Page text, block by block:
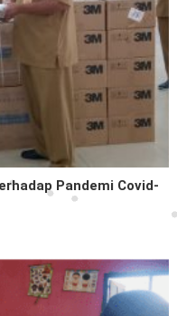
Pandemi Covid-